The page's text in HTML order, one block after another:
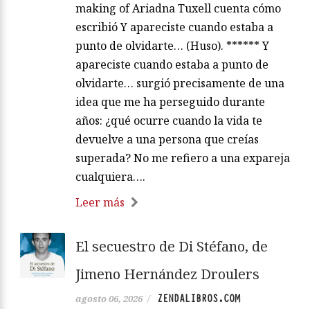
making of Ariadna Tuxell cuenta cómo
escribió Y apareciste cuando estaba a
punto de olvidarte… (Huso). ****** Y
apareciste cuando estaba a punto de
olvidarte… surgió precisamente de una
idea que me ha perseguido durante
años: ¿qué ocurre cuando la vida te
devuelve a una persona que creías
superada? No me refiero a una expareja
cualquiera….
Leer más
El secuestro de Di Stéfano, de
Jimeno Hernández Droulers
agosto 06, 2026 / ZENDALIBROS.COM